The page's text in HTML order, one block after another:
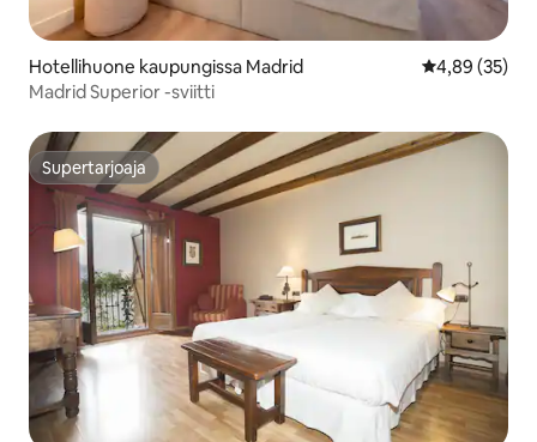
Hotellihuone kaupungissa Madrid
4,89 (35)
Madrid Superior -sviitti
Supertarjoaja
Supertarjoaja